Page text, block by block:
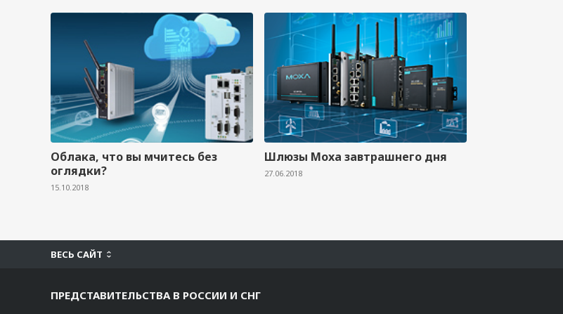
Облака, что вы мчитесь без
оглядки?
15.10.2018
Шлюзы Moxa завтрашнего дня
27.06.2018
ВЕСЬ САЙТ
ПРЕДСТАВИТЕЛЬСТВА В РОССИИ И СНГ